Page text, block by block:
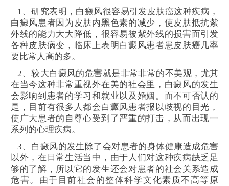
1、研究表明，白癜风很容易引发皮肤癌这种疾病，
白癜风患者因为皮肤内黑色素的减少，使皮肤抵抗紫
外线的能力大大降低，很容易被紫外线的损害而引发
各种皮肤病变，临床上表明白癜风患者患皮肤癌几率
要比常人高的多。
2、较大白癜风的危害就是非常非常的不美观，尤其
在当今这种非常重视外在美的社会里，白癜风的发生
会影响到患者的学习和就业以及婚姻。而不可否认的
是，目前有很多人都会白癜风患者报以歧视的目光，
使广大患者的自尊心受到了严重的打击，从而出现一
系列的心理疾病。
3、白癜风的发生除了会对患者的身体健康造成危害
以外，在日常生活当中，由于人们对这种疾病缺乏足
够的了解，所以它的发生还会对患者的社会关系造成
危害。由于目前社会的整体科学文化素质不高等原